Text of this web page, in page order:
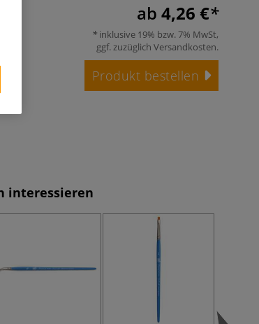
ab 4,26 €
inklusive 19% bzw. 7% MwSt,
ggf. zuzüglich Versandkosten.
Produkt bestellen
interessieren